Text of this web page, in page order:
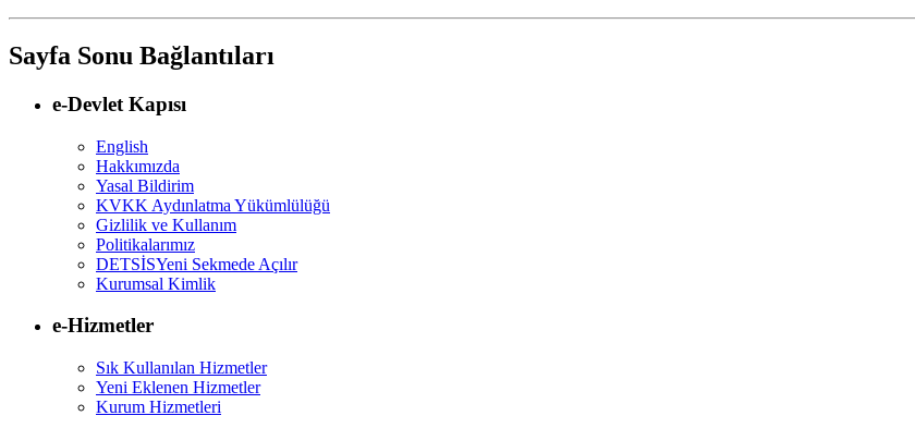
Sayfa Sonu Bağlantıları
e-Devlet Kapısı
English
Hakkımızda
Yasal Bildirim
KVKK Aydınlatma Yükümlülüğü
Gizlilik ve Kullanım
Politikalarımız
DETSİSYeni Sekmede Açılır
Kurumsal Kimlik
e-Hizmetler
Sık Kullanılan Hizmetler
Yeni Eklenen Hizmetler
Kurum Hizmetleri